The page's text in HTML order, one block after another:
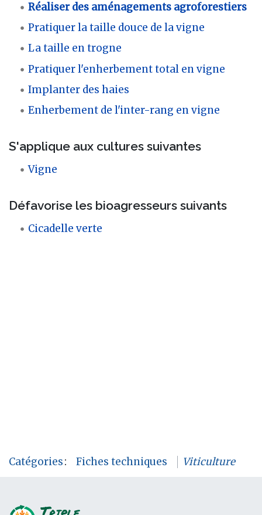
Réaliser des aménagements agroforestiers
Pratiquer la taille douce de la vigne
La taille en trogne
Pratiquer l'enherbement total en vigne
Implanter des haies
Enherbement de l'inter-rang en vigne
S'applique aux cultures suivantes
Vigne
Défavorise les bioagresseurs suivants
Cicadelle verte
Catégories: Fiches techniques Viticulture